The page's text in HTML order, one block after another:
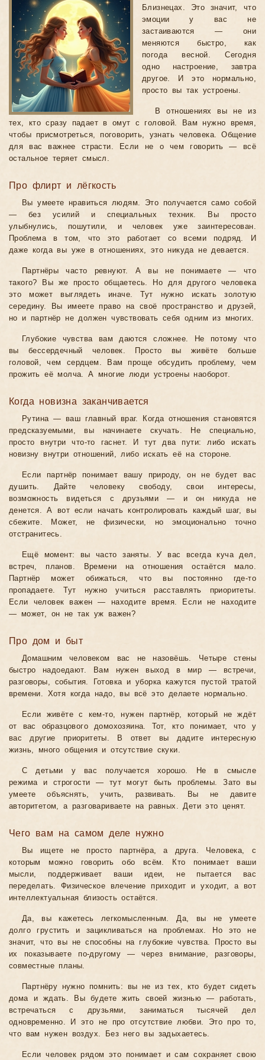
Близнецах. Это значит, что
эмоции у вас не
застаиваются — они
меняются быстро, как
погода весной. Сегодня
одно настроение, завтра
другое. И это нормально,
просто вы так устроены.
В отношениях вы не из
тех, кто сразу падает в омут с головой. Вам нужно время,
чтобы присмотреться, поговорить, узнать человека. Общение
для вас важнее страсти. Если не о чем говорить — всё
остальное теряет смысл.
Про флирт и лёгкость
Вы умеете нравиться людям. Это получается само собой
— без усилий и специальных техник. Вы просто
улыбнулись, пошутили, и человек уже заинтересован.
Проблема в том, что это работает со всеми подряд. И
даже когда вы уже в отношениях, это никуда не девается.
Партнёры часто ревнуют. А вы не понимаете — что
такого? Вы же просто общаетесь. Но для другого человека
это может выглядеть иначе. Тут нужно искать золотую
середину. Вы имеете право на своё пространство и друзей,
но и партнёр не должен чувствовать себя одним из многих.
Глубокие чувства вам даются сложнее. Не потому что
вы бессердечный человек. Просто вы живёте больше
головой, чем сердцем. Вам проще обсудить проблему, чем
прожить её молча. А многие люди устроены наоборот.
Когда новизна заканчивается
Рутина — ваш главный враг. Когда отношения становятся
предсказуемыми, вы начинаете скучать. Не специально,
просто внутри что-то гаснет. И тут два пути: либо искать
новизну внутри отношений, либо искать её на стороне.
Если партнёр понимает вашу природу, он не будет вас
душить. Дайте человеку свободу, свои интересы,
возможность видеться с друзьями — и он никуда не
денется. А вот если начать контролировать каждый шаг, вы
сбежите. Может, не физически, но эмоционально точно
отстранитесь.
Ещё момент: вы часто заняты. У вас всегда куча дел,
встреч, планов. Времени на отношения остаётся мало.
Партнёр может обижаться, что вы постоянно где-то
пропадаете. Тут нужно учиться расставлять приоритеты.
Если человек важен — находите время. Если не находите
— может, он не так уж важен?
Про дом и быт
Домашним человеком вас не назовёшь. Четыре стены
быстро надоедают. Вам нужен выход в мир — встречи,
разговоры, события. Готовка и уборка кажутся пустой тратой
времени. Хотя когда надо, вы всё это делаете нормально.
Если живёте с кем-то, нужен партнёр, который не ждёт
от вас образцового домохозяина. Тот, кто понимает, что у
вас другие приоритеты. В ответ вы дадите интересную
жизнь, много общения и отсутствие скуки.
С детьми у вас получается хорошо. Не в смысле
режима и строгости — тут могут быть проблемы. Зато вы
умеете объяснять, учить, развивать. Вы не давите
авторитетом, а разговариваете на равных. Дети это ценят.
Чего вам на самом деле нужно
Вы ищете не просто партнёра, а друга. Человека, с
которым можно говорить обо всём. Кто понимает ваши
мысли, поддерживает ваши идеи, не пытается вас
переделать. Физическое влечение приходит и уходит, а вот
интеллектуальная близость остаётся.
Да, вы кажетесь легкомысленным. Да, вы не умеете
долго грустить и зацикливаться на проблемах. Но это не
значит, что вы не способны на глубокие чувства. Просто вы
их показываете по-другому — через внимание, разговоры,
совместные планы.
Партнёру нужно помнить: вы не из тех, кто будет сидеть
дома и ждать. Вы будете жить своей жизнью — работать,
встречаться с друзьями, заниматься тысячей дел
одновременно. И это не про отсутствие любви. Это про то,
что вам нужен воздух. Без него вы задыхаетесь.
Если человек рядом это понимает и сам сохраняет свою